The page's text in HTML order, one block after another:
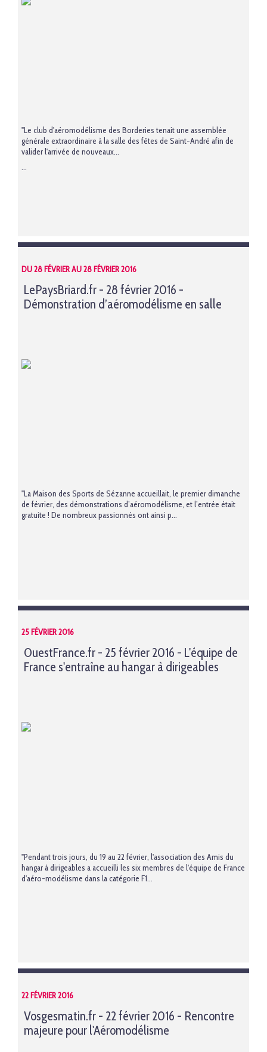
"Le club d'aéromodélisme des Borderies tenait une assemblée
générale extraordinaire à la salle des fêtes de Saint-André afin de
valider l'arrivée de nouveaux...
...
DU 28 FÉVRIER AU 28 FÉVRIER 2016
LePaysBriard.fr - 28 février 2016 -
Démonstration d’aéromodélisme en salle
"La Maison des Sports de Sézanne accueillait, le premier dimanche
de février, des démonstrations d’aéromodélisme, et l’entrée était
gratuite ! De nombreux passionnés ont ainsi p...
25 FÉVRIER 2016
OuestFrance.fr - 25 février 2016 - L'équipe de
France s'entraîne au hangar à dirigeables
"Pendant trois jours, du 19 au 22 février, l'association des Amis du
hangar à dirigeables a accueilli les six membres de l'équipe de France
d'aéro-modélisme dans la catégorie F1...
22 FÉVRIER 2016
Vosgesmatin.fr - 22 février 2016 - Rencontre
majeure pour l'Aéromodélisme